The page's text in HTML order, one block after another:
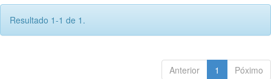
Resultado 1-1 de 1.
Anterior 1 Póximo